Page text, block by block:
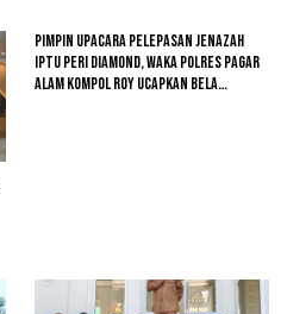
Pimpin Upacara Pelepasan Jenazah
Iptu Peri Diamond, Waka Polres Pagar
Alam Kompol Roy Ucapkan Bela